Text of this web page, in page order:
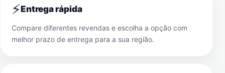
⚡Entrega rápida
Compare diferentes revendas e escolha a opção com
melhor prazo de entrega para a sua região.